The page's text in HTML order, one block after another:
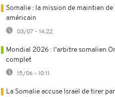
Somalie : la mission de maintien
américain
03/07 - 14:22
Mondial 2026 : l'arbitre somalien
complet
15/06 - 10:11
La Somalie accuse Israël de tirer